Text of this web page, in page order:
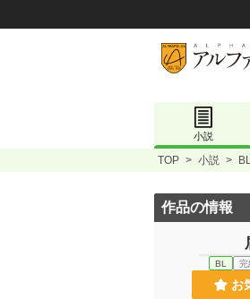
小説
TOP > 小説 >
作品の情報
BL 完
お